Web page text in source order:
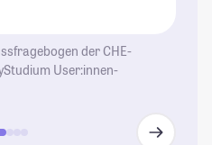
der CHE-
User:innen-